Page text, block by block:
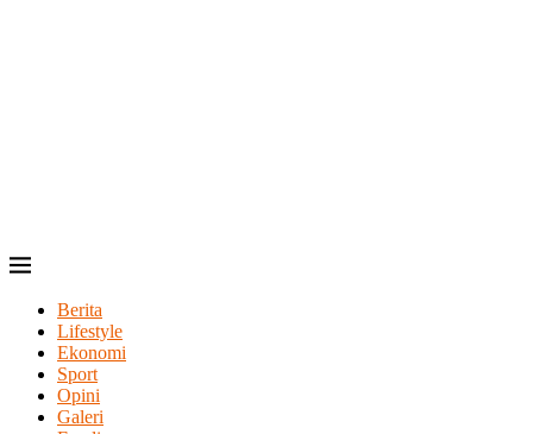
Berita
Lifestyle
Ekonomi
Sport
Opini
Galeri